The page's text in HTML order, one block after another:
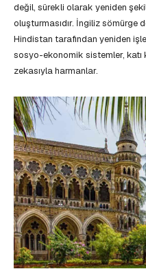
değil, sürekli olarak yeniden
oluşturmasıdır. İngiliz sömürge
Hindistan tarafından yeniden
sosyo-ekonomik sistemler, katı
zekasıyla harmanlar.